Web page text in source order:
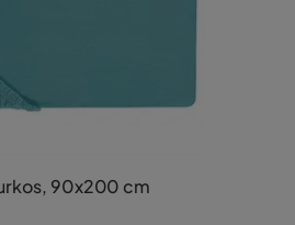
90x200 cm